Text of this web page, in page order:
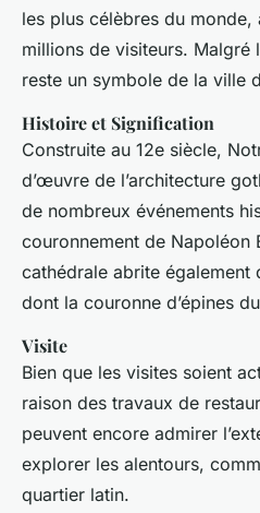
les plus célèbres du monde,
millions de visiteurs. Malgré
reste un symbole de la ville
Histoire et Signification
Construite au 12e siècle,
d’œuvre de l’architecture
de nombreux événements
couronnement de Napoléon
cathédrale abrite également
dont la couronne d’épines
Visite
Bien que les visites soient
raison des travaux de
peuvent encore admirer
explorer les alentours,
quartier latin.